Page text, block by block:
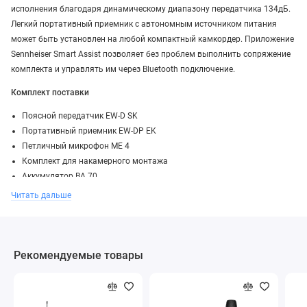
исполнения благодаря динамическому диапазону передатчика 134дБ.
Легкий портативный приемник с автономным источником питания
может быть установлен на любой компактный камкордер. Приложение
Sennheiser Smart Assist позволяет без проблем выполнить сопряжение
комплекта и управлять им через Bluetooth подключение.
Комплект поставки
Поясной передатчик EW-D SK
Портативный приемник EW-DP EK
Петличный микрофон ME 4
Комплект для накамерного монтажа
Аккумулятор BA 70
Инструкция по эксплуатации
Читать дальше
Рекомендуемые товары